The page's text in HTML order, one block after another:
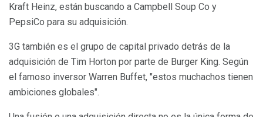
Kraft Heinz, están buscando a Campbell Soup Co y
PepsiCo para su adquisición.
3G también es el grupo de capital privado detrás de la
adquisición de Tim Horton por parte de Burger King. Según
el famoso inversor Warren Buffet, "estos muchachos tienen
ambiciones globales".